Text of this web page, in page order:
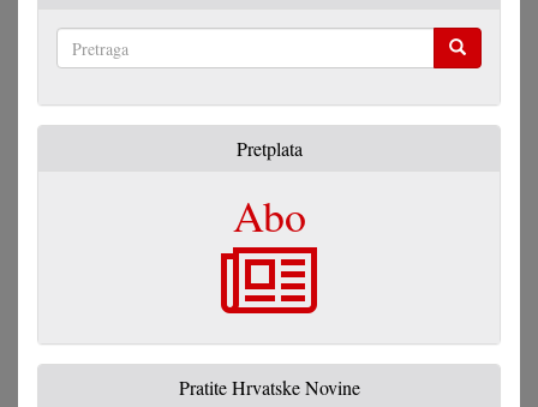
Pretplata
Abo
Pratite Hrvatske Novine